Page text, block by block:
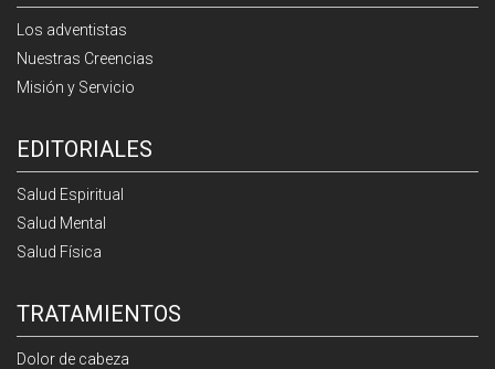
Los adventistas
Nuestras Creencias
Misión y Servicio
EDITORIALES
Salud Espiritual
Salud Mental
Salud Física
TRATAMIENTOS
Dolor de cabeza